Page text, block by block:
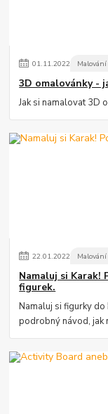
01.11.2022
3D omalovánky -
Jak si namalovat 3D
22.01.2022
Namaluj si Karak!
figurek.
Namaluj si figurky
podrobný návod, jak